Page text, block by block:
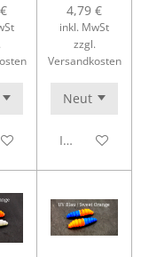
Warenkorb
4,79 €
inkl. MwSt
zzgl.
Versandkosten
In den